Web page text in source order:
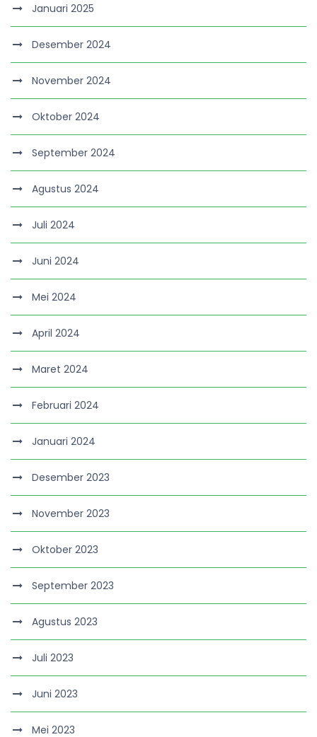
Januari 2025
Desember 2024
November 2024
Oktober 2024
September 2024
Agustus 2024
Juli 2024
Juni 2024
Mei 2024
April 2024
Maret 2024
Februari 2024
Januari 2024
Desember 2023
November 2023
Oktober 2023
September 2023
Agustus 2023
Juli 2023
Juni 2023
Mei 2023